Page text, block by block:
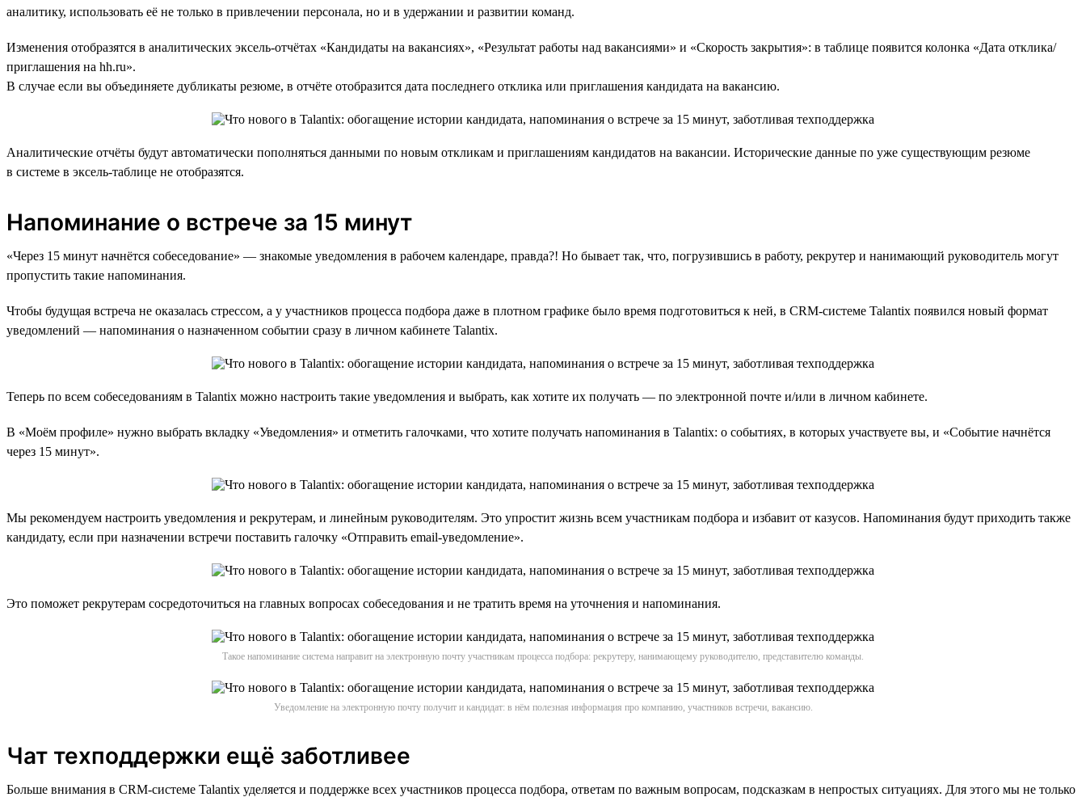
аналитику, использовать её не только в привлечении персонала, но и в удержании и развитии команд.
Изменения отобразятся в аналитических эксель-отчётах «Кандидаты на вакансиях», «Результат работы над вакансиями» и «Скорость закрытия»: в таблице появится колонка «Дата отклика/
приглашения на hh.ru».
В случае если вы объединяете дубликаты резюме, в отчёте отобразится дата последнего отклика или приглашения кандидата на вакансию.
Аналитические отчёты будут автоматически пополняться данными по новым откликам и приглашениям кандидатов на вакансии. Исторические данные по уже существующим резюме
в системе в эксель-таблице не отобразятся.
Напоминание о встрече за 15 минут
«Через 15 минут начнётся собеседование» — знакомые уведомления в рабочем календаре, правда?! Но бывает так, что, погрузившись в работу, рекрутер и нанимающий руководитель могут
пропустить такие напоминания.
Чтобы будущая встреча не оказалась стрессом, а у участников процесса подбора даже в плотном графике было время подготовиться к ней, в CRM-системе Talantix появился новый формат
уведомлений — напоминания о назначенном событии сразу в личном кабинете Talantix.
Теперь по всем собеседованиям в Talantix можно настроить такие уведомления и выбрать, как хотите их получать — по электронной почте и/или в личном кабинете.
В «Моём профиле» нужно выбрать вкладку «Уведомления» и отметить галочками, что хотите получать напоминания в Talantix: о событиях, в которых участвуете вы, и «Событие начнётся
через 15 минут».
Мы рекомендуем настроить уведомления и рекрутерам, и линейным руководителям. Это упростит жизнь всем участникам подбора и избавит от казусов. Напоминания будут приходить также
кандидату, если при назначении встречи поставить галочку «Отправить email-уведомление».
Это поможет рекрутерам сосредоточиться на главных вопросах собеседования и не тратить время на уточнения и напоминания.
Такое напоминание система направит на электронную почту участникам процесса подбора: рекрутеру, нанимающему руководителю, представителю команды.
Уведомление на электронную почту получит и кандидат: в нём полезная информация про компанию, участников встречи, вакансию.
Чат техподдержки ещё заботливее
Больше внимания в CRM-системе Talantix уделяется и поддержке всех участников процесса подбора, ответам по важным вопросам, подсказкам в непростых ситуациях. Для этого мы не только